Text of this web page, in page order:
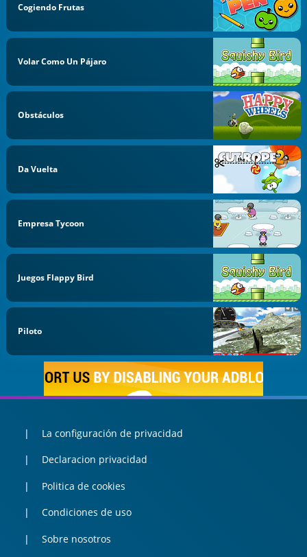
Cogiendo Frutas
Volar Como Un Pájaro
Obstáculos
Da Vuelta
Empresa Tycoon
Juegos Flappy Bird
Piloto
La configuración de privacidad
Declaracion privacidad
Politica de cookies
Condiciones de uso
Sobre nosotros